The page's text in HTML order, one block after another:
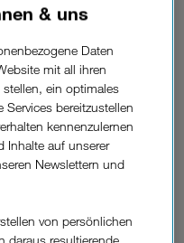
aufATV.
& uns
Daten
mit all ihren
ein optimales
Services bereitzustellen
kennenzulernen
Inhalte auf unserer
Newslettern und
von persönlichen
daraus resultierende